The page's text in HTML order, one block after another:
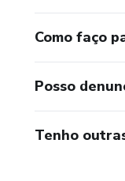
Como faço
Posso
Tenho